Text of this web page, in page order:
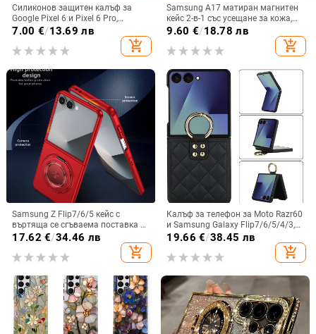
Силиконов защитен калъф за
Google Pixel 6 и Pixel 6 Pro,
съвместим с Pixel 7a, пълна
7.00 €/13.69 лв
add_shopping_cart
Samsung A17 матиран магнитен
кейс 2-в-1 със усещане за кожа,
удароустойчива обвивка от
червено, лилаво, синьо, черно
9.60 €/18.78 лв
add_shopping_cart
Samsung Z Flip7/6/5 кейс с
въртяща се сгъваема поставка и
магнитна скоба, 360° въртене,
поликарбонатен корпус
17.62 €/34.46 лв
add_shopping_cart
Калъф за телефон за Moto Razr60
и Samsung Galaxy Flip7/6/5/4/3,
сгъваем с пръстен, защита от
изпускане, минималистичен PU
кожен калъф, ръчна изработка
19.66 €/38.45 лв
add_shopping_cart